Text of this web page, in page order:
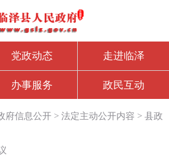
党政动态 走进临泽
办事服务 政民互动
府信息公开 >法定主动公开内容 >县政